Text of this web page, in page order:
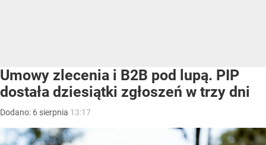
Umowy zlecenia i B2B pod lupą. PIP
dostała dziesiątki zgłoszeń w trzy dni
Dodano: 6 sierpnia 13:17